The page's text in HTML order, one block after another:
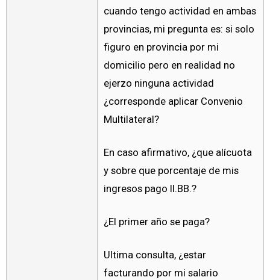
cuando tengo actividad en ambas
provincias, mi pregunta es: si solo
figuro en provincia por mi
domicilio pero en realidad no
ejerzo ninguna actividad
¿corresponde aplicar Convenio
Multilateral?
En caso afirmativo, ¿que alícuota
y sobre que porcentaje de mis
ingresos pago II.BB.?
¿El primer año se paga?
Ultima consulta, ¿estar
facturando por mi salario